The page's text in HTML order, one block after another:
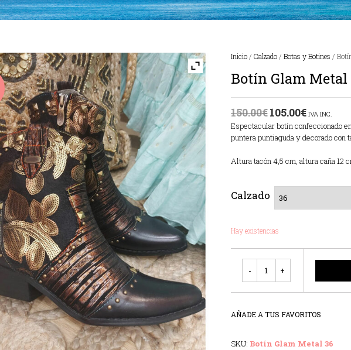
Inicio/ Calzado/ Botas y Botines /
Botín Glam Metal
150.00€105.00€ IVA INC.
Espectacular botín confeccionado
puntera puntiaguda y decorado
Altura tacón 4,5 cm, altura caña 12
Calzado
Hay existencias
AÑADE A TUS FAVORITOS
SKU: Botín Glam Metal 36